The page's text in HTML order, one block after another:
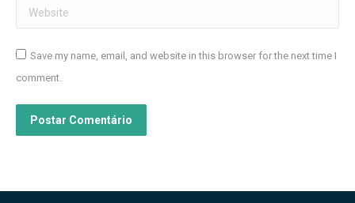
Website
Save my name, email, and website in this browser for the next time I
comment.
Postar Comentário